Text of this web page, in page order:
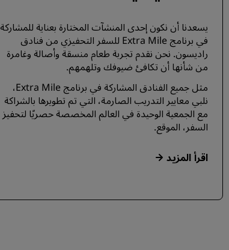
يسعدنا أن نكون إحدى المنشآت المختارة بعناية للمشاركة
في برنامج Extra Mile للسفر التحفيزي من فنادق
راديسون. نحن نقدم تجربة طعام منسقة وأصالة وغامرة
من شأنها أن تكافئ ضيوفك وتلهمهم.
مثل جميع الفنادق المشاركة في برنامج Extra Mile،
نلبي معايير التدريب الصارمة، التي تم تطويرها بالشراكة
مع الجمعية الوحيدة في العالم المخصصة حصريًا لتحفيز
السفر، الموقع.
اقرأ المزيد